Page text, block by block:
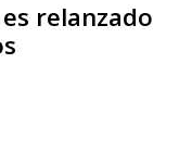
es relanzado